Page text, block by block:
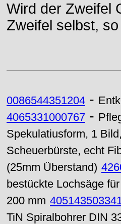
Wird der Zweifel
Zweifel selbst,
0086544351204 -
4065331000767 -
Spekulatiusform, 1
Scheuerbürste, echt
(25mm Überstand)
bestückte Lochsäge
200 mm
TiN Spiralbohrer DIN